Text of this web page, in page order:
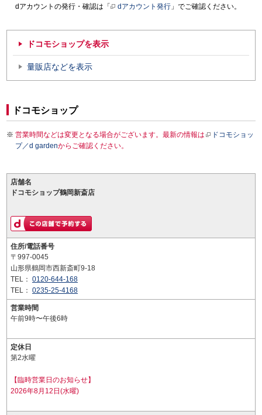
dアカウントの発行・確認は「
dアカウント発行 」でご確認ください。
ドコモショップを表示
量販店などを表示
ドコモショップ
営業時間などは変更となる場合がございます。最新の情報は
ドコモショッ
プ／d gardenからご確認ください。
店舗名
ドコモショップ鶴岡新斎店
住所/電話番号
〒997-0045
山形県鶴岡市西新斎町9-18
TEL： 0120-644-168
TEL： 0235-25-4168
営業時間
午前9時〜午後6時
定休日
第2水曜
【臨時営業日のお知らせ】
2026年8月12日(水曜)